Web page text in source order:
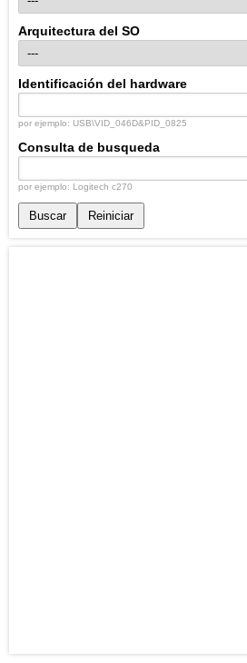
Arquitectura del SO
Identificación del hardware
por ejemplo: USB\VID_046D&PID_0825
Consulta de busqueda
por ejemplo: Logitech c270
Buscar Reiniciar